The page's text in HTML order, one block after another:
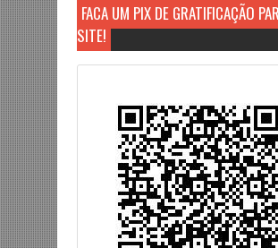
FAÇA UM PIX DE GRATIFICAÇÃO
SITE!